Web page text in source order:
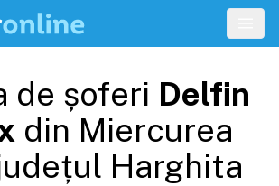
de șoferi Delfin
din Miercurea
Harghita